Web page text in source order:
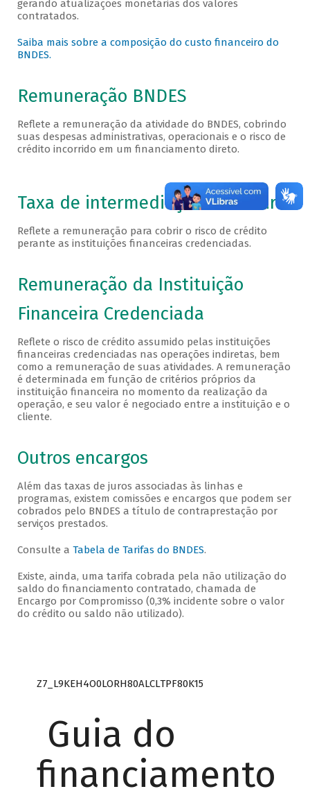
gerando atualizações monetárias dos valores
contratados.
Saiba mais sobre a composição do custo financeiro do
BNDES.
Remuneração BNDES
Reflete a remuneração da atividade do BNDES, cobrindo
suas despesas administrativas, operacionais e o risco de
crédito incorrido em um financiamento direto.
Taxa de intermediação financeira
Reflete a remuneração para cobrir o risco de crédito
perante as instituições financeiras credenciadas.
Remuneração da Instituição
Financeira Credenciada
Reflete o risco de crédito assumido pelas instituições
financeiras credenciadas nas operações indiretas, bem
como a remuneração de suas atividades. A remuneração
é determinada em função de critérios próprios da
instituição financeira no momento da realização da
operação, e seu valor é negociado entre a instituição e o
cliente.
Outros encargos
Além das taxas de juros associadas às linhas e
programas, existem comissões e encargos que podem ser
cobrados pelo BNDES a título de contraprestação por
serviços prestados.
Consulte a Tabela de Tarifas do BNDES.
Existe, ainda, uma tarifa cobrada pela não utilização do
saldo do financiamento contratado, chamada de
Encargo por Compromisso (0,3% incidente sobre o valor
do crédito ou saldo não utilizado).
Z7_L9KEH4O0LORH80ALCLTPF80K15
Guia do
financiamento